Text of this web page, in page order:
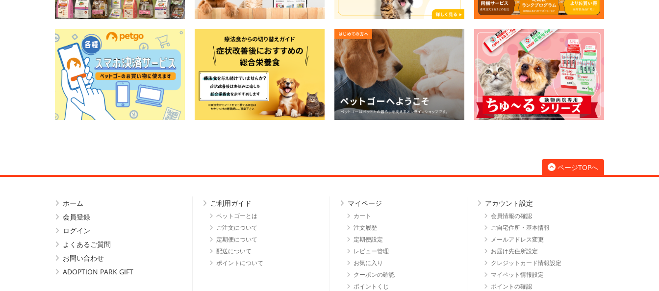
ページTOPへ
ホーム
会員登録
ログイン
よくあるご質問
お問い合わせ
ADOPTION PARK GIFT
ご利用ガイド
ペットゴーとは
ご注文について
定期便について
配送について
ポイントについて
マイページ
カート
注文履歴
定期便設定
レビュー管理
お気に入り
クーポンの確認
ポイントくじ
アカウント設定
会員情報の確認
ご自宅住所・基本情報
メールアドレス変更
お届け先住所設定
クレジットカード情報設定
マイペット情報設定
ポイントの確認